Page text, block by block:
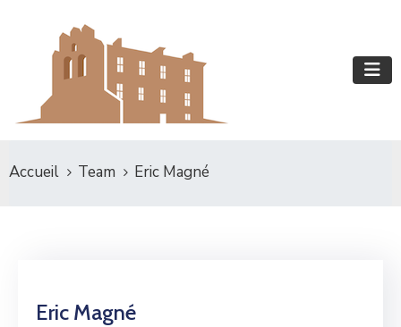
Accueil Team Eric Magné
Eric Magné